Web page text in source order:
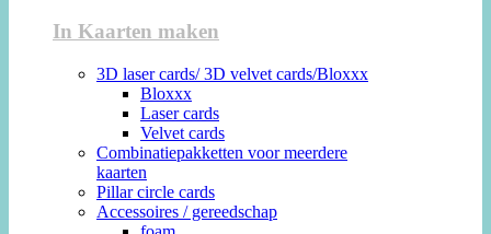
In Kaarten maken
3D laser cards/ 3D velvet cards/Bloxxx
Bloxxx
Laser cards
Velvet cards
Combinatiepakketten voor meerdere
kaarten
Pillar circle cards
Accessoires / gereedschap